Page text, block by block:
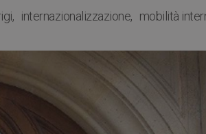
internazionalizzazione mobilità